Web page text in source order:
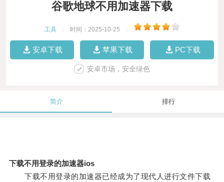
谷歌地球不用加速器下载
工具 时间：2025-10-25
安卓下载 苹果下载 PC下载
安卓市场，安全绿色
简介 排行
下载不用登录的加速器ios
下载不用登录的加速器已经成为了现代人进行文件下载